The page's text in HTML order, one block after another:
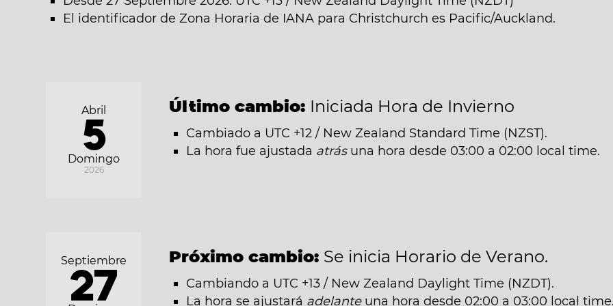
El identificador de Zona Horaria de IANA para Christchurch es Pacific/Auckland.
Domingo
Abril
5
2026
Último cambio: Iniciada Hora de Invierno
Cambiado a UTC +12 / New Zealand Standard Time (NZST).
La hora fue ajustada atrásuna hora desde 03:00 a 02:00 local time.
Septiembre
27
Próximo cambio: Se inicia Horario de Verano.
Cambiando a UTC +13 / New Zealand Daylight Time (NZDT).
La hora se ajustará adelanteuna hora desde 02:00 a 03:00 local